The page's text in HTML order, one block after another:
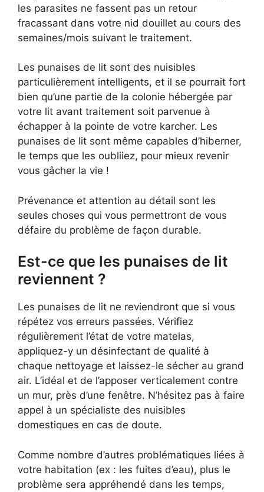
les parasites ne fassent pas un retour
fracassant dans votre nid douillet au cours des
semaines/mois suivant le traitement.
Les punaises de lit sont des nuisibles
particulièrement intelligents, et il se pourrait fort
bien qu’une partie de la colonie hébergée par
votre lit avant traitement soit parvenue à
échapper à la pointe de votre karcher. Les
punaises de lit sont même capables d’hiberner,
le temps que les oubliiez, pour mieux revenir
vous gâcher la vie !
Prévenance et attention au détail sont les
seules choses qui vous permettront de vous
défaire du problème de façon durable.
Est-ce que les punaises de lit
reviennent ?
Les punaises de lit ne reviendront que si vous
répétez vos erreurs passées. Vérifiez
régulièrement l’état de votre matelas,
appliquez-y un désinfectant de qualité à
chaque nettoyage et laissez-le sécher au grand
air. L’idéal et de l’apposer verticalement contre
un mur, près d’une fenêtre. N’hésitez pas à faire
appel à un spécialiste des nuisibles
domestiques en cas de doute.
Comme nombre d’autres problématiques liées à
votre habitation (ex : les fuites d’eau), plus le
problème sera appréhendé dans les temps,